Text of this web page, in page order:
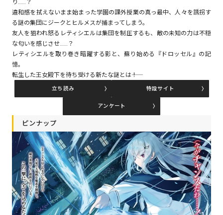
コミックパルフェ
閉じる
り……？
違和感を拭えないまま始まった学園の課外授業の真っ最中、人々を誘拐す
る謎の集団にジークとヒルメスが捕まってしまう。
友人を狙われ怒るレティシエルは集団を制圧するも、敵の未知の力は不穏
な匂いを感じさせ……？
レティシエルを取り巻き暗躍する影と、蘇り始める『ドロッセル』の記
憶。
転生した王女殿下を待ち受ける新たな謎とは――！
立ち読み 特設サイト
アンケート
ピンナップ